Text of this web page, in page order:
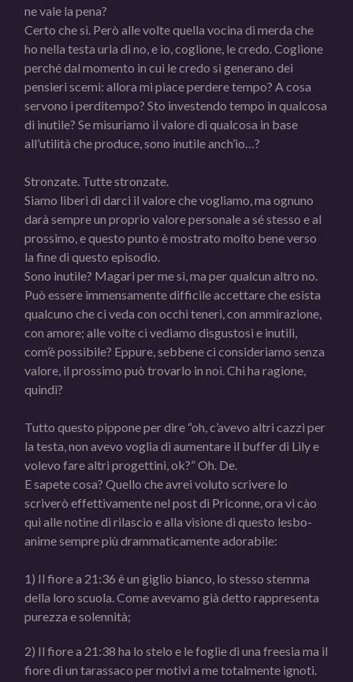
ne vale la pena?
Certo che sì. Però alle volte quella vocina di merda che
ho nella testa urla di no, e io, coglione, le credo. Coglione
perché dal momento in cui le credo si generano dei
pensieri scemi: allora mi piace perdere tempo? A cosa
servono i perditempo? Sto investendo tempo in qualcosa
di inutile? Se misuriamo il valore di qualcosa in base
all’utilità che produce, sono inutile anch’io…?
Stronzate. Tutte stronzate.
Siamo liberi di darci il valore che vogliamo, ma ognuno
darà sempre un proprio valore personale a sé stesso e al
prossimo, e questo punto è mostrato molto bene verso
la fine di questo episodio.
Sono inutile? Magari per me sì, ma per qualcun altro no.
Può essere immensamente difficile accettare che esista
qualcuno che ci veda con occhi teneri, con ammirazione,
con amore; alle volte ci vediamo disgustosi e inutili,
com’è possibile? Eppure, sebbene ci consideriamo senza
valore, il prossimo può trovarlo in noi. Chi ha ragione,
quindi?
Tutto questo pippone per dire “oh, c’avevo altri cazzi per
la testa, non avevo voglia di aumentare il buffer di Lily e
volevo fare altri progettini, ok?” Oh. De.
E sapete cosa? Quello che avrei voluto scrivere lo
scriverò effettivamente nel post di Priconne, ora vi cào
qui alle notine di rilascio e alla visione di questo lesbo-
anime sempre più drammaticamente adorabile:
1) Il fiore a 21:36 è un giglio bianco, lo stesso stemma
della loro scuola. Come avevamo già detto rappresenta
purezza e solennità;
2) Il fiore a 21:38 ha lo stelo e le foglie di una freesia ma il
fiore di un tarassaco per motivi a me totalmente ignoti.